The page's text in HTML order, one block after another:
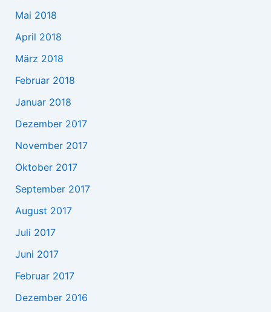
Mai 2018
April 2018
März 2018
Februar 2018
Januar 2018
Dezember 2017
November 2017
Oktober 2017
September 2017
August 2017
Juli 2017
Juni 2017
Februar 2017
Dezember 2016